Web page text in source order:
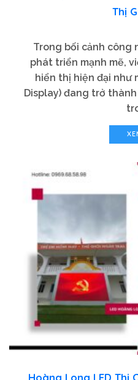
Thị
Trong bối cảnh công
phát triển mạnh mẽ,
hiển thị hiện đại như
Display) đang trở
Hoàng Long LED Thi